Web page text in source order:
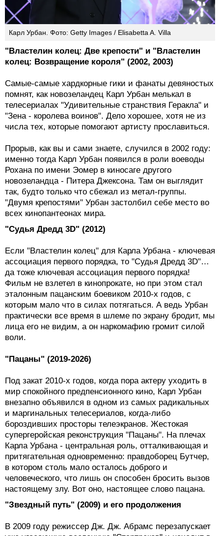
Карл Урбан. Фото: Getty Images / Elisabetta A. Villa
"Властелин колец: Две крепости" и "Властелин
колец: Возвращение короля" (2002, 2003)
Самые-самые хардкорные гики и фанаты девяностых
помнят, как новозеландец Карл Урбан мелькал в
телесериалах "Удивительные странствия Геракла" и
"Зена - королева воинов". Дело хорошее, хотя не из
числа тех, которые помогают артисту прославиться.
Прорыв, как вы и сами знаете, случился в 2002 году:
именно тогда Карл Урбан появился в роли воеводы
Рохана по имени Эомер в киносаге другого
новозеландца - Питера Джексона. Там он выглядит
так, будто только что сбежал из метал-группы.
"Двумя крепостями" Урбан застолбил себе место во
всех кинопантеонах мира.
"Судья Дредд 3D" (2012)
Если "Властелин колец" для Карла Урбана - ключевая
ассоциация первого порядка, то "Судья Дредд 3D"…
да тоже ключевая ассоциация первого порядка!
Фильм не взлетел в кинопрокате, но при этом стал
эталонным пацанским боевиком 2010-х годов, с
которым мало что в силах потягаться. А ведь Урбан
практически все время в шлеме по экрану бродит, мы
лица его не видим, а он наркомафию громит силой
воли.
Под закат 2010-х годов, когда пора актеру уходить в
мир спокойного предпенсионного кино, Карл Урбан
внезапно объявился в одном из самых радикальных
и маргинальных телесериалов, когда-либо
бороздивших просторы телеэкранов. Жестокая
супергеройская реконструкция "Пацаны". На плечах
Карла Урбана - центральная роль, отталкивающая и
притягательная одновременно: правдоборец Бутчер,
в котором столь мало осталось доброго и
человеческого, что лишь он способен бросить вызов
настоящему злу. Вот оно, настоящее слово пацана.
"Звездный путь" (2009) и его продолжения
В 2009 году режиссер Дж. Дж. Абрамс перезапускает
уже угасающую вселенную "Стартреков" и находит в
ней не главную, однако колоритнейшую роль для